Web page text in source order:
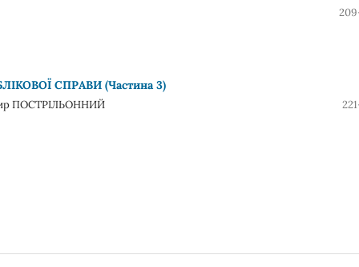
СПРАВИ (Частина 3)
ПОСТРІЛЬОННИЙ